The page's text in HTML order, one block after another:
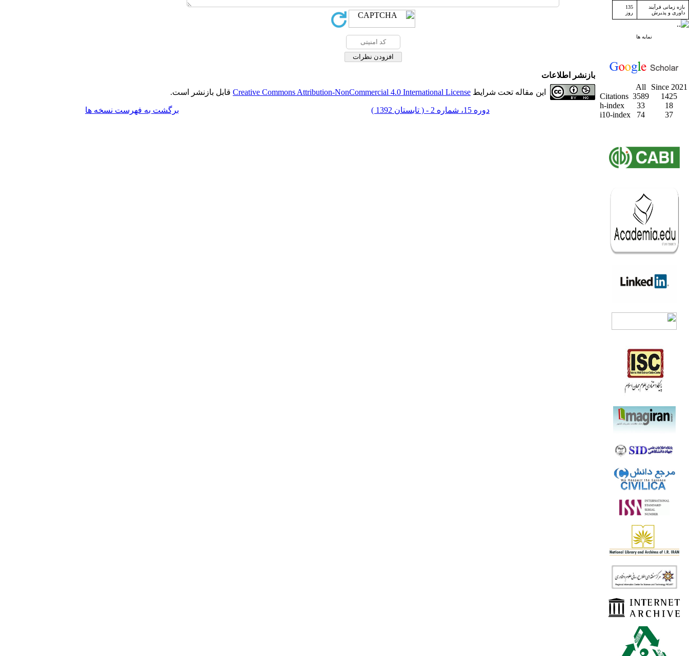
بازه زمانی فرآیند
داوری و پذیرش
135
روز
نمایه ها
All
Since 2021
Citations 3589
1425
h-index
33
18
i10-index
74 37
بازنشر اطلاعات
این مقاله تحت شرایط Creative Commons Attribution-NonCommercial 4.0 International License قابل بازنشر است.
دوره 15، شماره 2 - ( تابستان 1392 ) برگشت به فهرست نسخه ها